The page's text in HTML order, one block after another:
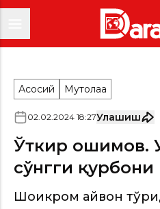
Асосий Мутолаа
02.02.2024 18:27Улашиш
Ўткир Ҳошимов.
сўнгги қурбони
Шоикром айвон